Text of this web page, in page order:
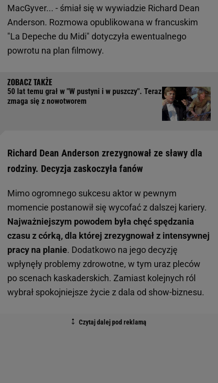
MacGyver... - śmiał się w wywiadzie Richard Dean
Anderson. Rozmowa opublikowana w francuskim
"La Depeche du Midi" dotyczyła ewentualnego
powrotu na plan filmowy.
50 lat temu grał w "W pustyni i w puszczy". Teraz
zmaga się z nowotworem
Richard Dean Anderson zrezygnował ze sławy dla
rodziny. Decyzja zaskoczyła fanów
Mimo ogromnego sukcesu aktor w pewnym
momencie postanowił się wycofać z dalszej kariery.
Najważniejszym powodem była chęć spędzania
czasu z córką, dla której zrezygnował z intensywnej
pracy na planie. Dodatkowo na jego decyzję
wpłynęły problemy zdrowotne, w tym uraz pleców
po scenach kaskaderskich. Zamiast kolejnych ról
wybrał spokojniejsze życie z dala od show-biznesu.